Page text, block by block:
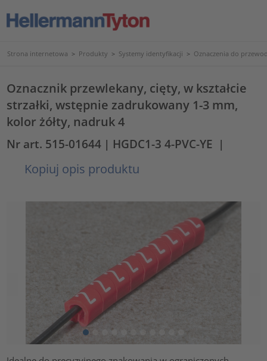
Strona internetowa > Produkty > Systemy identyfikacji > Oznaczenia do
Oznacznik przewlekany, cięty, w kształcie
strzałki, wstępnie zadrukowany 1-3 mm,
kolor żółty, nadruk 4
Nr art. 515-01644 | HGDC1-3 4-PVC-YE |
Kopiuj opis produktu